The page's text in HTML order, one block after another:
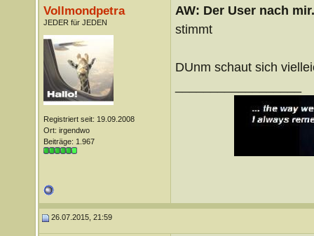
Vollmondpetra
JEDER für JEDEN
Registriert seit: 19.09.2008
Ort: irgendwo
Beiträge: 1.967
AW: Der User nach
stimmt
DUnm schaut sich
26.07.2015, 21:59